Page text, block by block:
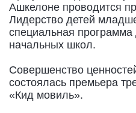
Ашкелоне проводится
Лидерство детей
специальная программа
начальных школ.
Совершенство
состоялась премьера
«Кид мовиль».